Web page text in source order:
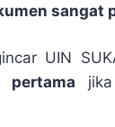
sangat
UIN
pertama